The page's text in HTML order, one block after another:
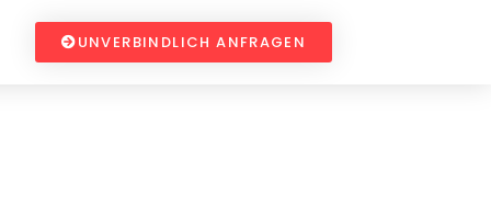
UNVERBINDLICH ANFRAGEN